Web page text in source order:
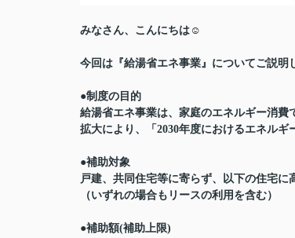
みなさん、こんにちは☺
今回は『給湯省エネ事業』についてご説明
●制度の目的
給湯省エネ事業は、 家庭のエネルギー消費
拡大により、「2030年度におけるエネルギ
●補助対象
戸建、共同住宅等に寄らず、以下の住宅に
（いずれの場合もリースの利用を含む）
●補助額(補助上限)